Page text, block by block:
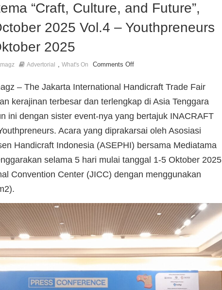
“Craft, Culture, and Future”,
2025 Vol.4 – Youthpreneurs
2025
Advertorial , What's On Comments Off
– The Jakarta International Handicraft Trade Fair
kerajinan terbesar dan terlengkap di Asia Tenggara
ini dengan sister event-nya yang bertajuk INACRAFT
Acara yang diprakarsai oleh Asosiasi
Handicraft Indonesia (ASEPHI) bersama Mediatama
selama 5 hari mulai tanggal 1-5 Oktober 2025
Convention Center (JICC) dengan menggunakan